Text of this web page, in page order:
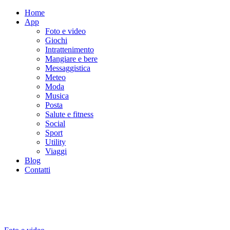
Home
App
Foto e video
Giochi
Intrattenimento
Mangiare e bere
Messaggistica
Meteo
Moda
Musica
Posta
Salute e fitness
Social
Sport
Utility
Viaggi
Blog
Contatti